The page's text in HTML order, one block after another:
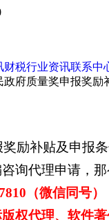
财税行业资讯联系中
府质量奖申报奖励
励补贴及申报
询代理申请，
（微信同号）
版权代理、软件